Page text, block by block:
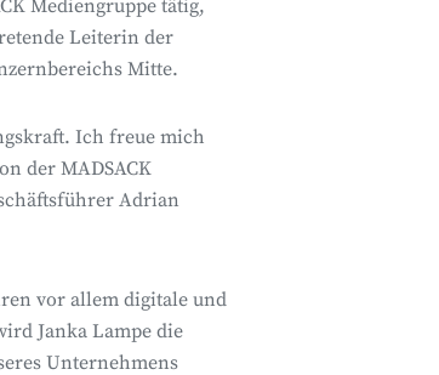
Mediengruppe tätig,
Leiterin der
Mitte.
Ich freue mich
der MADSACK
Adrian
vor allem digitale und
Janka Lampe die
Unternehmens